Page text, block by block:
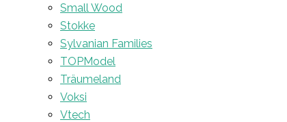
Small Wood
Stokke
Sylvanian Families
TOPModel
Träumeland
Voksi
Vtech